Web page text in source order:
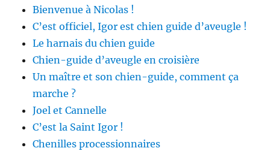
Bienvenue à Nicolas !
C’est officiel, Igor est chien guide d’aveugle !
Le harnais du chien guide
Chien-guide d’aveugle en croisière
Un maître et son chien-guide, comment ça
marche ?
Joel et Cannelle
C’est la Saint Igor !
Chenilles processionnaires